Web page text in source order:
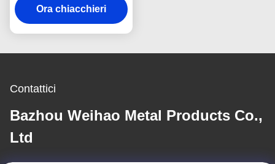
rivestimento Gi bobina
di acciaio galvanizzato
Ora chiacchieri
Contattici
Bazhou Weihao Metal Products Co.,
Ltd